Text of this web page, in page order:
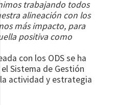
trabajando todos
alineación con los
más impacto, para
positiva como
con los ODS se ha
Sistema de Gestión
actividad y estrategia